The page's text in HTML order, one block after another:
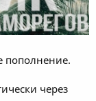
пополнение.
через